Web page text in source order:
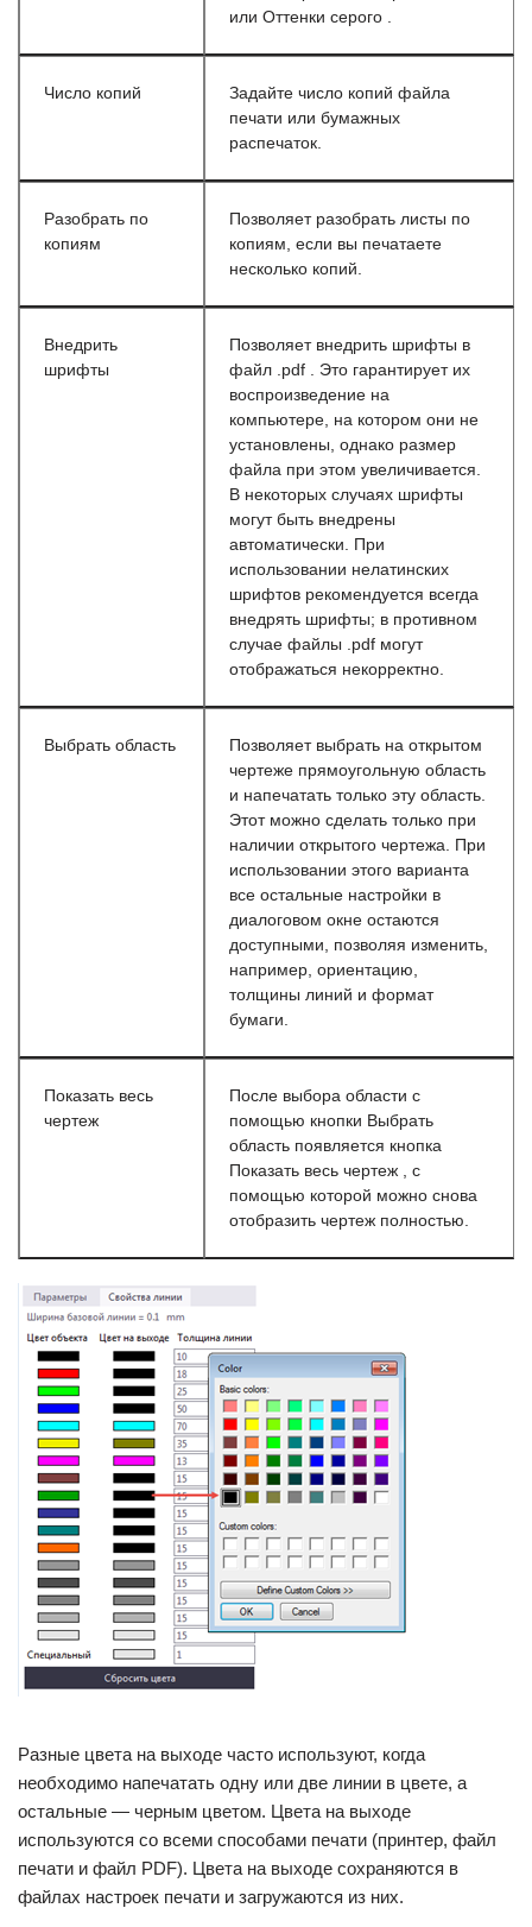
или Оттенки серого .
Число копий
Задайте число копий файла
печати или бумажных
распечаток.
Разобрать по
копиям
Позволяет разобрать листы по
копиям, если вы печатаете
несколько копий.
Внедрить
шрифты
Позволяет внедрить шрифты в
файл .pdf . Это гарантирует их
воспроизведение на
компьютере, на котором они не
установлены, однако размер
файла при этом увеличивается.
В некоторых случаях шрифты
могут быть внедрены
автоматически. При
использовании нелатинских
шрифтов рекомендуется всегда
внедрять шрифты; в противном
случае файлы .pdf могут
отображаться некорректно.
Выбрать область
Позволяет выбрать на открытом
чертеже прямоугольную область
и напечатать только эту область.
Этот можно сделать только при
наличии открытого чертежа. При
использовании этого варианта
все остальные настройки в
диалоговом окне остаются
доступными, позволяя изменить,
например, ориентацию,
толщины линий и формат
бумаги.
Показать весь
чертеж
После выбора области с
помощью кнопки Выбрать
область появляется кнопка
Показать весь чертеж , с
помощью которой можно снова
отобразить чертеж полностью.
Разные цвета на выходе часто используют, когда
необходимо напечатать одну или две линии в цвете, а
остальные — черным цветом. Цвета на выходе
используются со всеми способами печати (принтер, файл
печати и файл PDF). Цвета на выходе сохраняются в
файлах настроек печати и загружаются из них.